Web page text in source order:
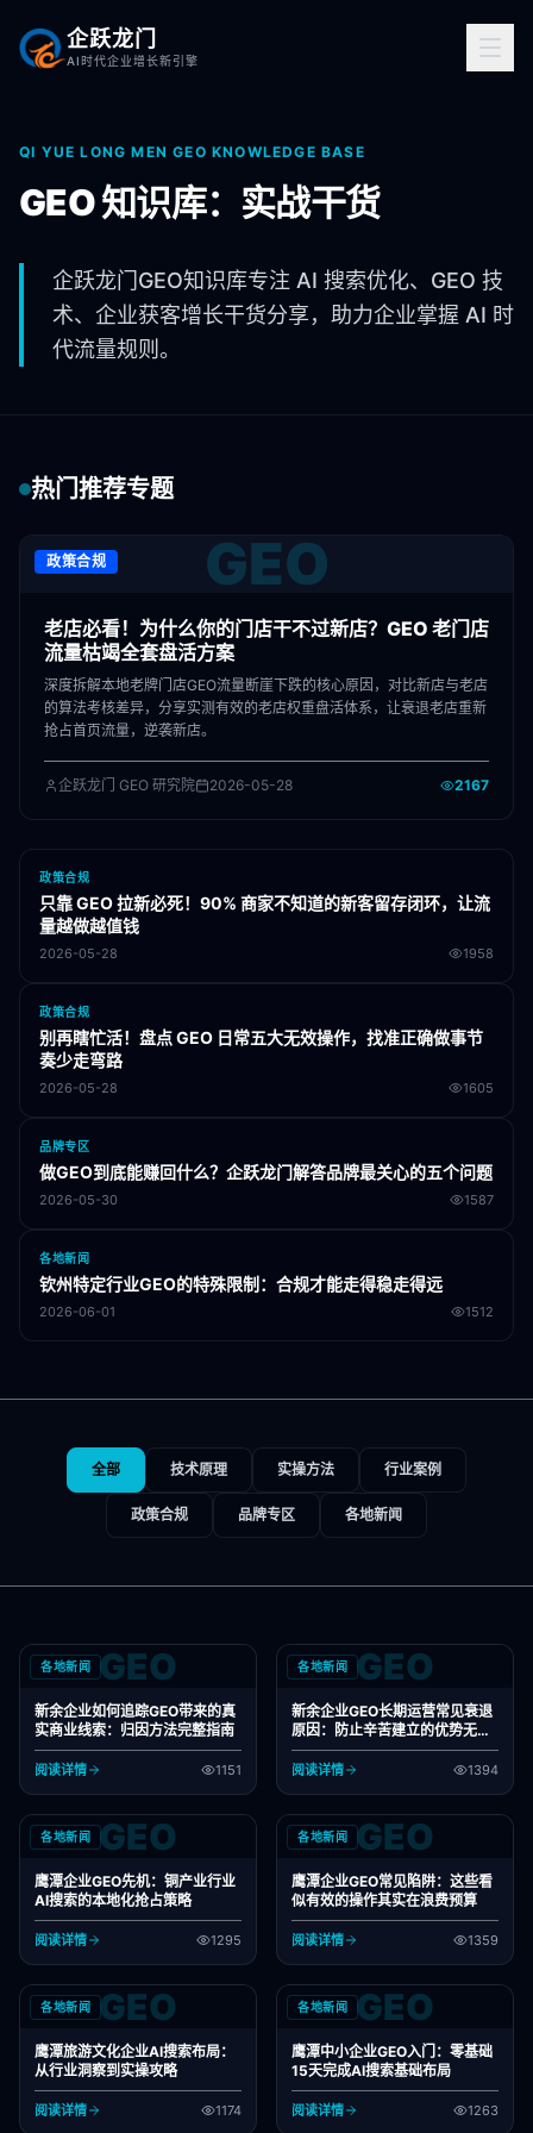
企跃龙门
AI时代企业增长新引擎
QI YUE LONG MEN GEO KNOWLEDGE BASE
GEO 知识库：实战干货
企跃龙门GEO知识库专注 AI 搜索优化、GEO 技
术、企业获客增长干货分享，助力企业掌握 AI 时
代流量规则。
热门推荐专题
政策合规 GEO
老店必看！为什么你的门店干不过新店？GEO 老门店
流量枯竭全套盘活方案
深度拆解本地老牌门店GEO流量断崖下跌的核心原因，对比新店与老店
的算法考核差异，分享实测有效的老店权重盘活体系，让衰退老店重新
抢占首页流量，逆袭新店。
企跃龙门 GEO 研究院 2026-05-28 2167
政策合规
只靠 GEO 拉新必死！90% 商家不知道的新客留存闭环，让流
量越做越值钱
2026-05-28 1958
政策合规
别再瞎忙活！盘点 GEO 日常五大无效操作，找准正确做事节
奏少走弯路
2026-05-28 1605
品牌专区
做GEO到底能赚回什么？企跃龙门解答品牌最关心的五个问题
2026-05-30 1587
各地新闻
钦州特定行业GEO的特殊限制：合规才能走得稳走得远
2026-06-01 1512
全部 技术原理 实操方法 行业案例
政策合规 品牌专区 各地新闻
各地新闻 GEO
新余企业如何追踪GEO带来的真
实商业线索：归因方法完整指南
阅读详情 1151
各地新闻 GEO
新余企业GEO长期运营常见衰退
原因：防止辛苦建立的优势无声
消逝
阅读详情 1394
各地新闻 GEO
鹰潭企业GEO先机：铜产业行业
AI搜索的本地化抢占策略
阅读详情 1295
各地新闻 GEO
鹰潭企业GEO常见陷阱：这些看
似有效的操作其实在浪费预算
阅读详情 1359
各地新闻 GEO
鹰潭旅游文化企业AI搜索布局：
从行业洞察到实操攻略
阅读详情 1174
各地新闻 GEO
鹰潭中小企业GEO入门：零基础
15天完成AI搜索基础布局
阅读详情 1263